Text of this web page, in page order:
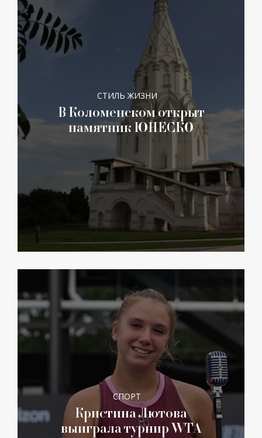
СТИЛЬ ЖИЗНИ
В Коломенском открыт
памятник ЮНЕСКО
СПОРТ
Кристина Лютова
выиграла турнир WTA